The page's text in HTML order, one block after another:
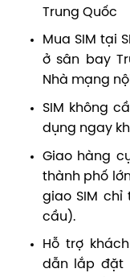
Trung Quốc
Mua SIM tại
ở sân bay
Nhà mạng
SIM không
dụng ngay
Giao hàng
thành phố
giao SIM chỉ
cầu).
Hỗ trợ
dẫn lắp đặt